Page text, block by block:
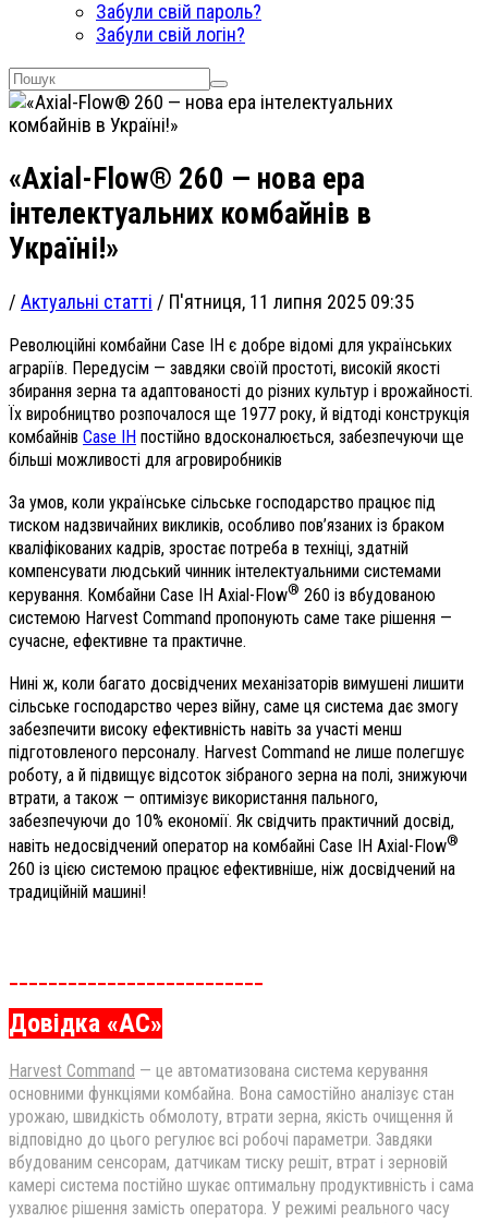
Забули свій пароль?
Забули свій логін?
«Axial-Flow® 260 — нова ера
інтелектуальних комбайнів в
Україні!»
/ Актуальні статті / П'ятниця, 11 липня 2025 09:35
Революційні комбайни Case IH є добре відомі для українських
аграріїв. Передусім — завдяки своїй простоті, високій якості
збирання зерна та адаптованості до різних культур і врожайності.
Їх виробництво розпочалося ще 1977 року, й відтоді конструкція
комбайнів Case IH постійно вдосконалюється, забезпечуючи ще
більші можливості для агровиробників
За умов, коли українське сільське господарство працює під
тиском надзвичайних викликів, особливо пов’язаних із браком
кваліфікованих кадрів, зростає потреба в техніці, здатній
компенсувати людський чинник інтелектуальними системами
керування. Комбайни Case IH Axial-Flow® 260 із вбудованою
системою Harvest Command пропонують саме таке рішення —
сучасне, ефективне та практичне.
Нині ж, коли багато досвідчених механізаторів вимушені лишити
сільське господарство через війну, саме ця система дає змогу
забезпечити високу ефективність навіть за участі менш
підготовленого персоналу. Harvest Command не лише полегшує
роботу, а й підвищує відсоток зібраного зерна на полі, знижуючи
втрати, а також — оптимізує використання пального,
забезпечуючи до 10% економії. Як свідчить практичний досвід,
навіть недосвідчений оператор на комбайні Case IH Axial-Flow®
260 із цією системою працює ефективніше, ніж досвідчений на
традиційній машині!
__________________________
Довідка «АС»
Harvest Command — це автоматизована система керування
основними функціями комбайна. Вона самостійно аналізує стан
урожаю, швидкість обмолоту, втрати зерна, якість очищення й
відповідно до цього регулює всі робочі параметри. Завдяки
вбудованим сенсорам, датчикам тиску решіт, втрат і зерновій
камері система постійно шукає оптимальну продуктивність і сама
ухвалює рішення замість оператора. У режимі реального часу